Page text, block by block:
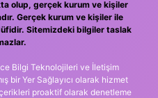
olup, gerçek kurum ve kişiler
Gerçek kurum ve kişiler ile
Sitemizdeki bilgiler taslak
Bilgi Teknolojileri ve İletişim
bir Yer Sağlayıcı olarak hizmet
proaktif olarak denetleme